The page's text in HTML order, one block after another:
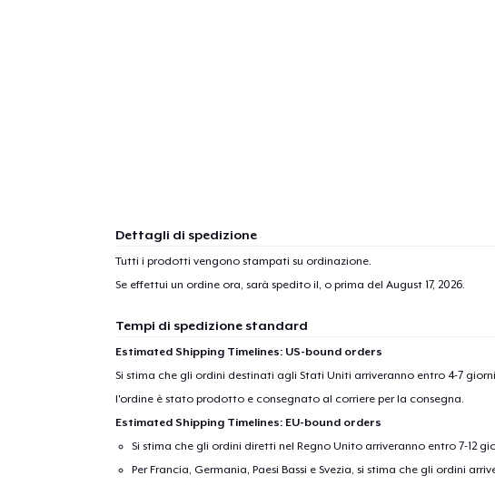
Dettagli di spedizione
Tutti i prodotti vengono stampati su ordinazione.
Se effettui un ordine ora, sarà spedito il, o prima del August 17, 2026.
Tempi di spedizione standard
Estimated Shipping Timelines: US-bound orders
Si stima che gli ordini destinati agli Stati Uniti arriveranno entro 4-7
l'ordine è stato prodotto e consegnato al corriere per la consegna.
Estimated Shipping Timelines: EU-bound orders
Si stima che gli ordini diretti nel Regno Unito arriveranno entro 7-12
Per Francia, Germania, Paesi Bassi e Svezia, si stima che gli ordini